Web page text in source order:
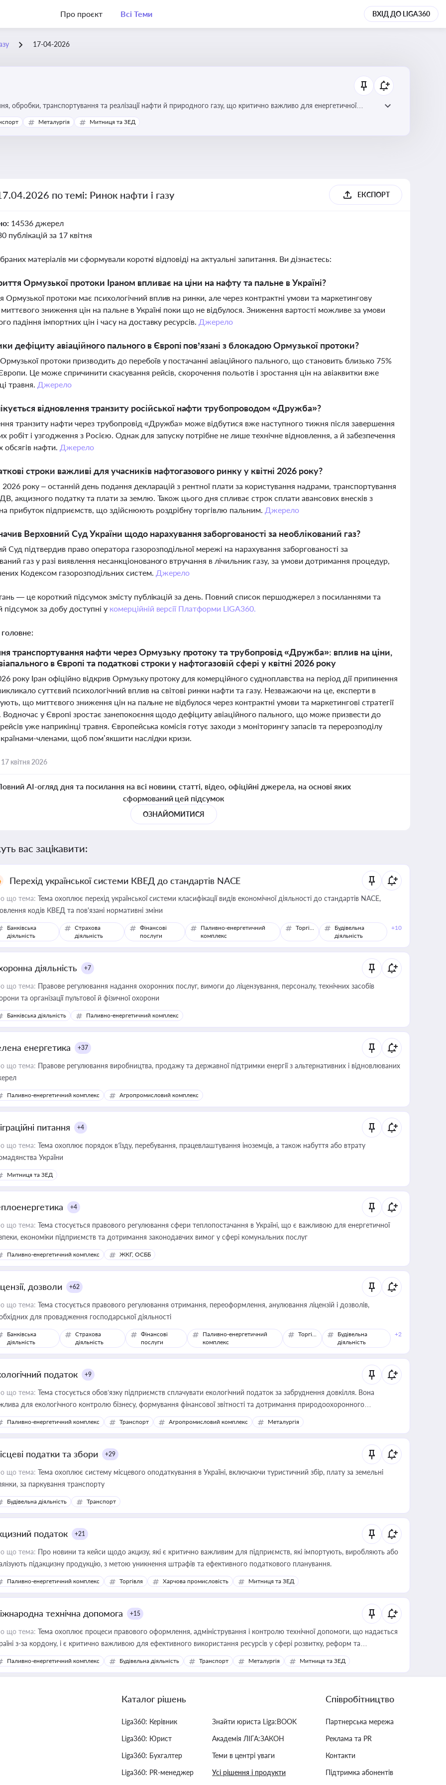
Про проєкт Всі Теми ВХІД ДО LIGA360
17-04-2026
обробки, транспортування та реалізації нафти й природного газу, що критично важливо для енергетичної
дотримання ліцензійних умов діяльності
Металургія Митниця та ЗЕД
по темі: Ринок нафти і газу ЕКСПОРТ
14536 джерел
публікацій за 17 квітня
матеріалів ми сформували короткі відповіді на актуальні запитання. Ви дізнаєтесь:
Ормузької протоки Іраном впливає на ціни на нафту та пальне в Україні?
Ормузької протоки має психологічний вплив на ринки, але через контрактні умови та маркетингову
миттєвого зниження цін на пальне в Україні поки що не відбулося. Зниження вартості можливе за умови
падіння імпортних цін і часу на доставку ресурсів. Джерело
дефіциту авіаційного пального в Європі пов’язані з блокадою Ормузької протоки?
протоки призводить до перебоїв у постачанні авіаційного пального, що становить близько 75%
Це може спричинити скасування рейсів, скорочення польотів і зростання цін на авіаквитки вже
травня. Джерело
відновлення транзиту російської нафти трубопроводом «Дружба»?
транзиту нафти через трубопровід «Дружба» може відбутися вже наступного тижня після завершення
робіт і узгодження з Росією. Однак для запуску потрібне не лише технічне відновлення, а й забезпечення
обсягів нафти. Джерело
строки важливі для учасників нафтогазового ринку у квітні 2026 року?
2026 року – останній день подання декларацій з рентної плати за користування надрами, транспортування
акцизного податку та плати за землю. Також цього дня спливає строк сплати авансових внесків з
прибуток підприємств, що здійснюють роздрібну торгівлю пальним. Джерело
Верховний Суд України щодо нарахування заборгованості за необлікований газ?
Суд підтвердив право оператора газорозподільної мережі на нарахування заборгованості за
газ у разі виявлення несанкціонованого втручання в лічильник газу, за умови дотримання процедур,
Кодексом газорозподільних систем. Джерело
— це короткий підсумок змісту публікацій за день. Повний список першоджерел з посиланнями та
за добу доступні у комерційній версії Платформи LIGA360.
транспортування нафти через Ормузьку протоку та трубопровід «Дружба»: вплив на ціни,
в Європі та податкові строки у нафтогазовій сфері у квітні 2026 року
року Іран офіційно відкрив Ормузьку протоку для комерційного судноплавства на період дії припинення
суттєвий психологічний вплив на світові ринки нафти та газу. Незважаючи на це, експерти в
що миттєвого зниження цін на пальне не відбулося через контрактні умови та маркетингові стратегії
у Європі зростає занепокоєння щодо дефіциту авіаційного пального, що може призвести до
уже наприкінці травня. Європейська комісія готує заходи з моніторингу запасів та перерозподілу
членами, щоб пом’якшити наслідки кризи.
17 квітня 2026
AI-огляд дня та посилання на всі новини, статті, відео, офіційні джерела, на основі яких
сформований цей підсумок
ОЗНАЙОМИТИСЯ
вас зацікавити:
Перехід української системи КВЕД до стандартів NACE
що тема: Тема охоплює перехід української системи класифікації видів економічної діяльності до стандартів NACE,
кодів КВЕД та пов'язані нормативні зміни
Банківська
діяльність
Страхова
діяльність
Фінансові
послуги
Паливно-енергетичний
комплекс
Торгівля
Будівельна
діяльність
+10
діяльність +7
що тема: Правове регулювання надання охоронних послуг, вимоги до ліцензування, персоналу, технічних засобів
та організації пультової й фізичної охорони
Банківська діяльність Паливно-енергетичний комплекс
енергетика +37
що тема: Правове регулювання виробництва, продажу та державної підтримки енергії з альтернативних і відновлюваних
Паливно-енергетичний комплекс Агропромисловий комплекс
питання +4
що тема: Тема охоплює порядок в’їзду, перебування, працевлаштування іноземців, а також набуття або втрату
України
Митниця та ЗЕД
+4
що тема: Тема стосується правового регулювання сфери теплопостачання в Україні, що є важливою для енергетичної
економіки підприємств та дотримання законодавчих вимог у сфері комунальних послуг
Паливно-енергетичний комплекс ЖКГ, ОСББ
дозволи +62
що тема: Тема стосується правового регулювання отримання, переоформлення, анулювання ліцензій і дозволів,
для провадження господарської діяльності
Банківська
діяльність
Страхова
діяльність
Фінансові
послуги
Паливно-енергетичний
комплекс
Торгівля
Будівельна
діяльність
+2
податок +9
що тема: Тема стосується обов’язку підприємств сплачувати екологічний податок за забруднення довкілля. Вона
для екологічного контролю бізнесу, формування фінансової звітності та дотримання природоохоронного
Паливно-енергетичний комплекс Транспорт Агропромисловий комплекс Металургія
податки та збори +29
що тема: Тема охоплює систему місцевого оподаткування в Україні, включаючи туристичний збір, плату за земельні
ділянки, за паркування транспорту
Будівельна діяльність Транспорт
податок +21
що тема: Про новини та кейси щодо акцизу, які є критично важливим для підприємств, які імпортують, виробляють або
підакцизну продукцію, з метою уникнення штрафів та ефективного податкового планування.
Паливно-енергетичний комплекс Торгівля Харчова промисловість Митниця та ЗЕД
технічна допомога +15
що тема: Тема охоплює процеси правового оформлення, адміністрування і контролю технічної допомоги, що надається
з-за кордону, і є критично важливою для ефективного використання ресурсів у сфері розвитку, реформ та
проєктів
Паливно-енергетичний комплекс Будівельна діяльність Транспорт Металургія Митниця та ЗЕД
Каталог рішень
Liga360: Керівник
Liga360: Юрист
Liga360: Бухгалтер
Liga360: PR-менеджер
Знайти юриста Liga:BOOK
Академія ЛІГА:ЗАКОН
Теми в центрі уваги
Усі рішення і продукти
Співробітництво
Партнерська мережа
Реклама та PR
Контакти
Підтримка абонентів